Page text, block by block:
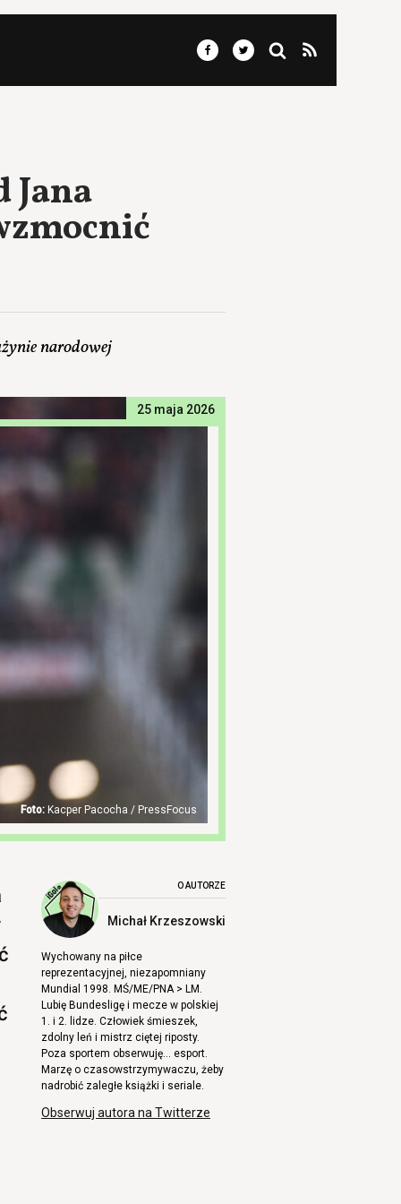
Jana
narodowej
25 maja 2026
Kacper Pacocha / PressFocus
O AUTORZE
Michał Krzeszowski
Wychowany na piłce
reprezentacyjnej, niezapomniany
Mundial 1998. MŚ/ME/PNA > LM.
Lubię Bundesligę i mecze w polskiej
1. i 2. lidze. Człowiek śmieszek,
zdolny leń i mistrz ciętej riposty.
Poza sportem obserwuję… esport.
Marzę o czasowstrzymywaczu, żeby
nadrobić zaległe książki i seriale.
Obserwuj autora na Twitterze